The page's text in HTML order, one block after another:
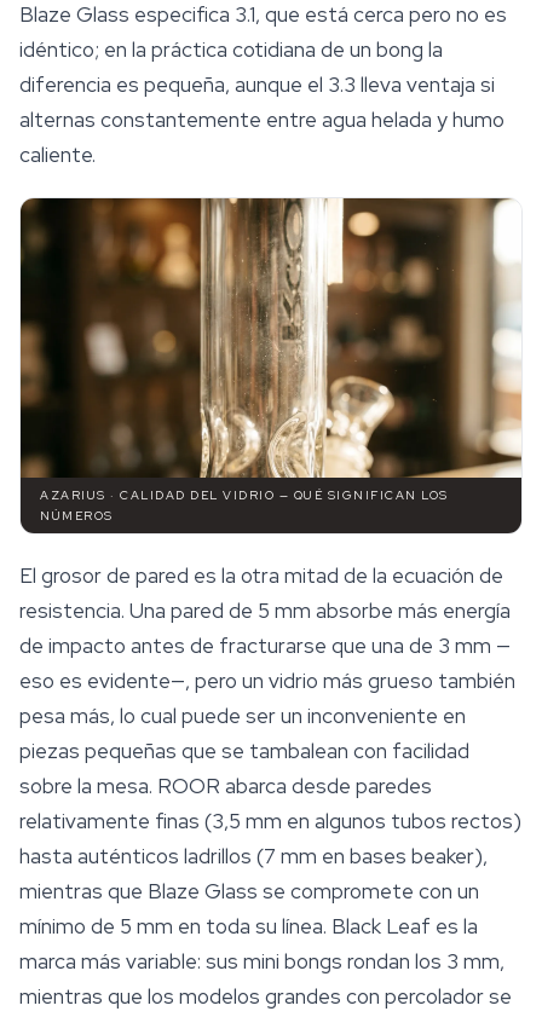
Blaze Glass especifica 3.1, que está cerca pero no es
idéntico; en la práctica cotidiana de un bong la
diferencia es pequeña, aunque el 3.3 lleva ventaja si
alternas constantemente entre agua helada y humo
caliente.
AZARIUS · CALIDAD DEL VIDRIO — QUÉ SIGNIFICAN LOS
NÚMEROS
El grosor de pared es la otra mitad de la ecuación de
resistencia. Una pared de 5 mm absorbe más energía
de impacto antes de fracturarse que una de 3 mm —
eso es evidente—, pero un vidrio más grueso también
pesa más, lo cual puede ser un inconveniente en
piezas pequeñas que se tambalean con facilidad
sobre la mesa. ROOR abarca desde paredes
relativamente finas (3,5 mm en algunos tubos rectos)
hasta auténticos ladrillos (7 mm en bases beaker),
mientras que Blaze Glass se compromete con un
mínimo de 5 mm en toda su línea. Black Leaf es la
marca más variable: sus mini bongs rondan los 3 mm,
mientras que los modelos grandes con percolador se